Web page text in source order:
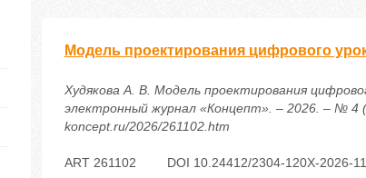
Модель проектирования цифрового
Худякова А. В. Модель проектирования
электронный журнал «Концепт». – 2026. – № 4
koncept.ru/2026/261102.htm
ART 261102 DOI 10.24412/2304-120X-2026-